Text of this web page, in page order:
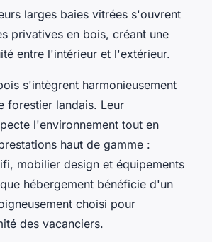
larges baies vitrées s'ouvrent
privatives en bois, créant une
entre l'intérieur et l'extérieur.
s'intègrent harmonieusement
forestier landais. Leur
l'environnement tout en
haut de gamme :
mobilier design et équipements
hébergement bénéficie d'un
choisi pour
des vacanciers.